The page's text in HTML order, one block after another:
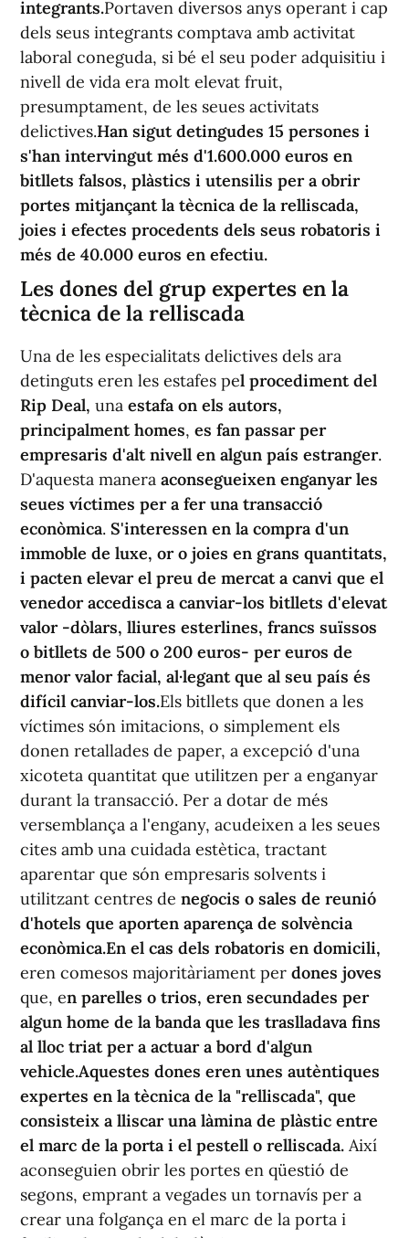
integrants.Portaven diversos anys operant i cap
dels seus integrants comptava amb activitat
laboral coneguda, si bé el seu poder adquisitiu i
nivell de vida era molt elevat fruit,
presumptament, de les seues activitats
delictives.Han sigut detingudes 15 persones i
s'han intervingut més d'1.600.000 euros en
bitllets falsos, plàstics i utensilis per a obrir
portes mitjançant la tècnica de la relliscada,
joies i efectes procedents dels seus robatoris i
més de 40.000 euros en efectiu.
Les dones del grup expertes en la
tècnica de la relliscada
Una de les especialitats delictives dels ara
detinguts eren les estafes pel procediment del
Rip Deal, una estafa on els autors,
principalment homes, es fan passar per
empresaris d'alt nivell en algun país estranger.
D'aquesta manera aconsegueixen enganyar les
seues víctimes per a fer una transacció
econòmica. S'interessen en la compra d'un
immoble de luxe, or o joies en grans quantitats,
i pacten elevar el preu de mercat a canvi que el
venedor accedisca a canviar-los bitllets d'elevat
valor -dòlars, lliures esterlines, francs suïssos
o bitllets de 500 o 200 euros- per euros de
menor valor facial, al·legant que al seu país és
difícil canviar-los.Els bitllets que donen a les
víctimes són imitacions, o simplement els
donen retallades de paper, a excepció d'una
xicoteta quantitat que utilitzen per a enganyar
durant la transacció. Per a dotar de més
versemblança a l'engany, acudeixen a les seues
cites amb una cuidada estètica, tractant
aparentar que són empresaris solvents i
utilitzant centres de negocis o sales de reunió
d'hotels que aporten aparença de solvència
econòmica.En el cas dels robatoris en domicili,
eren comesos majoritàriament per dones joves
que, en parelles o trios, eren secundades per
algun home de la banda que les traslladava fins
al lloc triat per a actuar a bord d'algun
vehicle.Aquestes dones eren unes autèntiques
expertes en la tècnica de la "relliscada", que
consisteix a lliscar una làmina de plàstic entre
el marc de la porta i el pestell o relliscada. Així
aconseguien obrir les portes en qüestió de
segons, emprant a vegades un tornavís per a
crear una folgança en el marc de la porta i